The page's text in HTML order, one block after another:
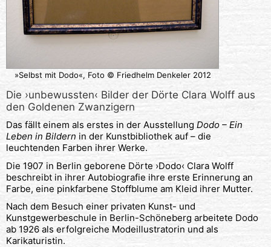
»Selbst mit Dodo«, Foto © Friedhelm Denkeler 2012
Die ›unbewussten‹ Bilder der Dörte Clara Wolff aus
den Goldenen Zwanzigern
Das fällt einem als erstes in der Ausstellung Dodo – Ein
Leben in Bildern in der Kunstbibliothek auf – die
leuchtenden Farben ihrer Werke.
Die 1907 in Berlin geborene Dörte ›Dodo‹ Clara Wolff
beschreibt in ihrer Autobiografie ihre erste Erinnerung an
Farbe, eine pinkfarbene Stoffblume am Kleid ihrer Mutter.
Nach dem Besuch einer privaten Kunst- und
Kunstgewerbeschule in Berlin-Schöneberg arbeitete Dodo
ab 1926 als erfolgreiche Modeillustratorin und als
Karikaturistin.